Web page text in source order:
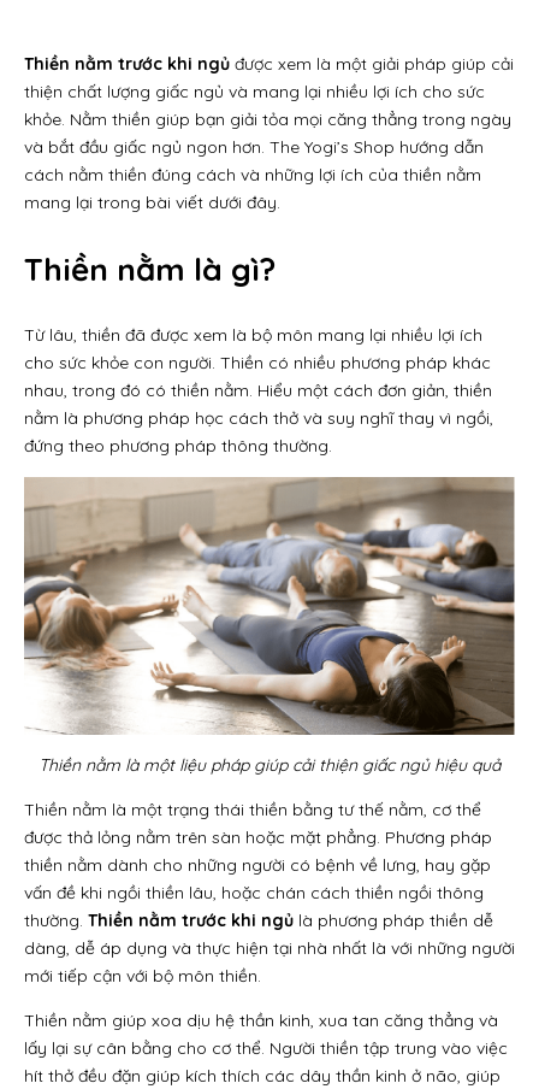
Thiền nằm trước khi ngủ được xem là một giải pháp giúp cải
thiện chất lượng giấc ngủ và mang lại nhiều lợi ích cho sức
khỏe. Nằm thiền giúp bạn giải tỏa mọi căng thẳng trong ngày
và bắt đầu giấc ngủ ngon hơn. The Yogi’s Shop hướng dẫn
cách nằm thiền đúng cách và những lợi ích của thiền nằm
mang lại trong bài viết dưới đây.
Thiền nằm là gì?
Từ lâu, thiền đã được xem là bộ môn mang lại nhiều lợi ích
cho sức khỏe con người. Thiền có nhiều phương pháp khác
nhau, trong đó có thiền nằm. Hiểu một cách đơn giản, thiền
nằm là phương pháp học cách thở và suy nghĩ thay vì ngồi,
đứng theo phương pháp thông thường.
Thiền nằm là một liệu pháp giúp cải thiện giấc ngủ hiệu quả
Thiền nằm là một trạng thái thiền bằng tư thế nằm, cơ thể
được thả lỏng nằm trên sàn hoặc mặt phẳng. Phương pháp
thiền nằm dành cho những người có bệnh về lưng, hay gặp
vấn đề khi ngồi thiền lâu, hoặc chán cách thiền ngồi thông
thường. Thiền nằm trước khi ngủ là phương pháp thiền dễ
dàng, dễ áp dụng và thực hiện tại nhà nhất là với những người
mới tiếp cận với bộ môn thiền.
Thiền nằm giúp xoa dịu hệ thần kinh, xua tan căng thẳng và
lấy lại sự cân bằng cho cơ thể. Người thiền tập trung vào việc
hít thở đều đặn giúp kích thích các dây thần kinh ở não, giúp